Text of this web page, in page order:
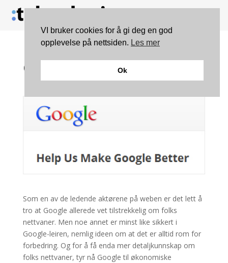
Google vil betale for å
kartlegge dine nettvaner
Som en av de ledende aktørene på weben er det lett å
tro at Google allerede vet tilstrekkelig om folks
nettvaner. Men noe annet er minst like sikkert i
Google-leiren, nemlig ideen om at det er alltid rom for
forbedring. Og for å få enda mer detaljkunnskap om
folks nettvaner, tyr nå Google til økonomiske
VI bruker cookies for å gi deg en god
opplevelse på nettsiden. Les mer
Ok